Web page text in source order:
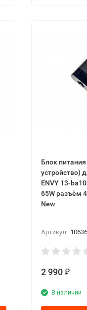
Блок
устройство)
ЕNVY 13-
65W разъём
New
Артикул:
2 990 ₽
В наличии